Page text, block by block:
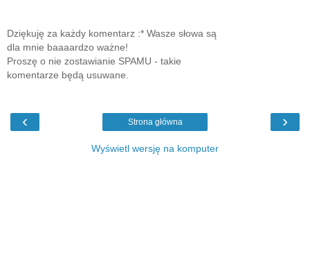
Dziękuję za każdy komentarz :* Wasze słowa są
dla mnie baaaardzo ważne!
Proszę o nie zostawianie SPAMU - takie
komentarze będą usuwane.
‹ ›
Strona główna
Wyświetl wersję na komputer